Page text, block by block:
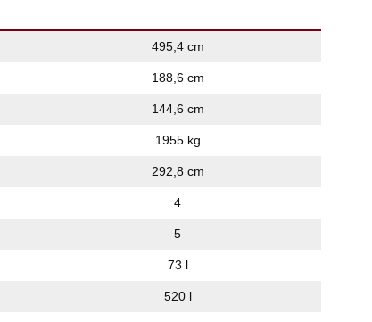
495,4 cm
188,6 cm
144,6 cm
1955 kg
292,8 cm
4
5
73 l
520 l